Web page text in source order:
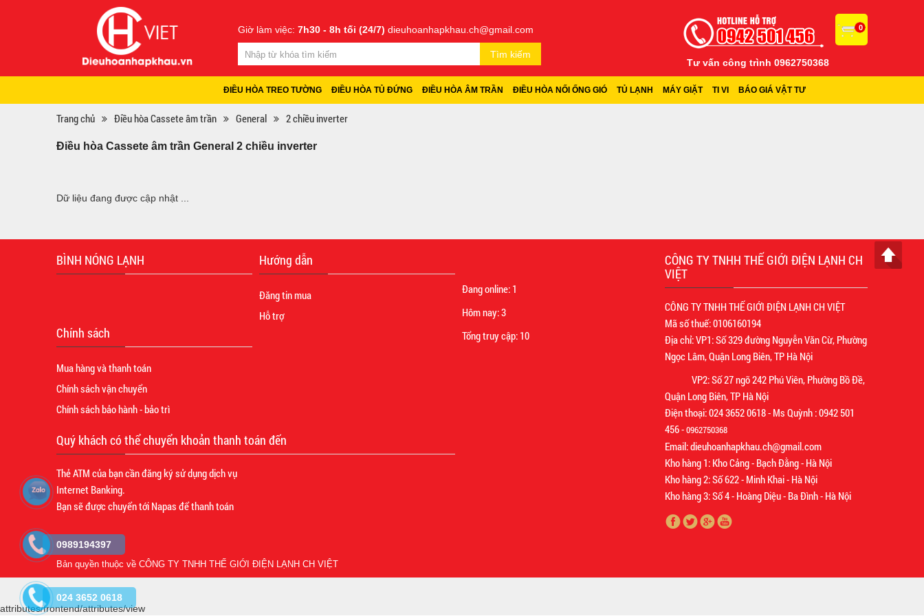
Giờ làm việc: 7h30 - 8h tối (24/7) dieuhoanhapkhau.ch@gmail.com
Tìm kiếm
0
Tư vấn công trình 0962750368
ĐIỀU HÒA TREO TƯỜNG ĐIỀU HÒA TỦ ĐỨNG ĐIỀU HÒA ÂM TRẦN ĐIỀU HÒA NỐI ỐNG GIÓ TỦ LẠNH MÁY GIẶT TI VI BÁO GIÁ VẬT TƯ
Trang chủ Điều hòa Cassete âm trần General 2 chiều inverter
Điều hòa Cassete âm trần General 2 chiều inverter
Dữ liệu đang được cập nhật ...
BÌNH NÓNG LẠNH Hướng dẫn
Đăng tin mua
Hỗ trợ
Chính sách
Mua hàng và thanh toán
Chính sách vận chuyển
Chính sách bảo hành - bảo trì
Quý khách có thể chuyển khoản thanh toán đến
Thẻ ATM của bạn cần đăng ký sử dụng dịch vụ
Internet Banking.
Bạn sẽ được chuyển tới Napas để thanh toán
Đang online: 1
Hôm nay:3
Tổng truy cập: 10
CÔNG TY TNHH THẾ GIỚI ĐIỆN LẠNH CH
VIỆT
CÔNG TY TNHH THẾ GIỚI ĐIỆN LẠNH CH VIỆT
Mã số thuế: 0106160194
Địa chỉ: VP1: Số 329 đường Nguyễn Văn Cừ, Phường
Ngọc Lâm, Quận Long Biên, TP Hà Nội
VP2: Số 27 ngõ 242 Phú Viên, Phường Bồ Đề,
Quận Long Biên, TP Hà Nội
Điện thoại: 024 3652 0618 - Ms Quỳnh : 0942 501
456 -0962750368
Email: dieuhoanhapkhau.ch@gmail.com
Kho hàng 1: Kho Cảng - Bạch Đằng - Hà Nội
Kho hàng 2: Số 622 - Minh Khai - Hà Nội
Kho hàng 3: Số 4 - Hoàng Diệu - Ba Đình - Hà Nội
Bản quyền thuộc về CÔNG TY TNHH THẾ GIỚI ĐIỆN LẠNH CH VIỆT
0989194397
024 3652 0618
attributes/frontend/attributes/view